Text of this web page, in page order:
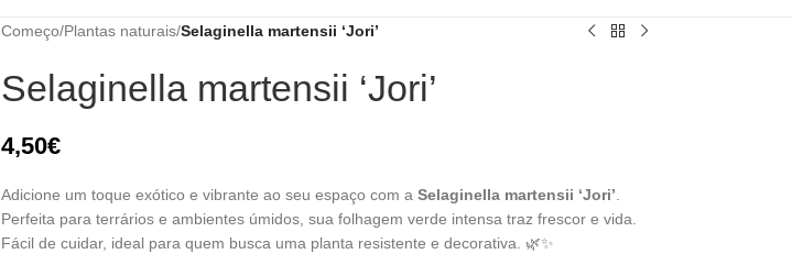
Começo/Plantas naturais/Selaginella martensii ‘Jori’
Selaginella martensii ‘Jori’
4,50€
Adicione um toque exótico e vibrante ao seu espaço com a Selaginella martensii ‘Jori’
Perfeita para terrários e ambientes úmidos, sua folhagem verde intensa traz frescor e vida.
Fácil de cuidar, ideal para quem busca uma planta resistente e decorativa. 🌿✨